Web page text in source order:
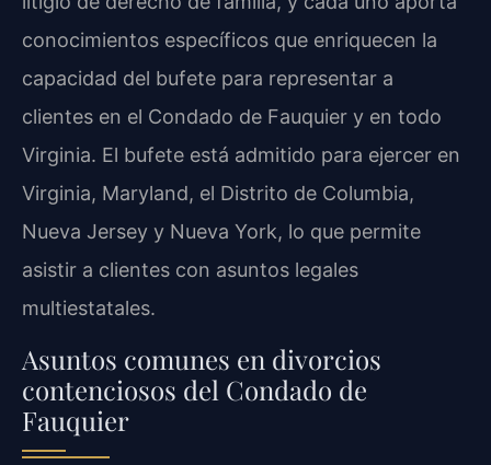
conocimientos específicos que enriquecen la
capacidad del bufete para representar a
clientes en el Condado de Fauquier y en todo
Virginia. El bufete está admitido para ejercer en
Virginia, Maryland, el Distrito de Columbia,
Nueva Jersey y Nueva York, lo que permite
asistir a clientes con asuntos legales
multiestatales.
Asuntos comunes en divorcios
contenciosos del Condado de
Fauquier